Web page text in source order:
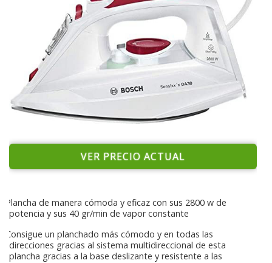
VER PRECIO ACTUAL
Plancha de manera cómoda y eficaz con sus 2800 w de
potencia y sus 40 gr/min de vapor constante
Consigue un planchado más cómodo y en todas las
direcciones gracias al sistema multidireccional de esta
plancha gracias a la base deslizante y resistente a las